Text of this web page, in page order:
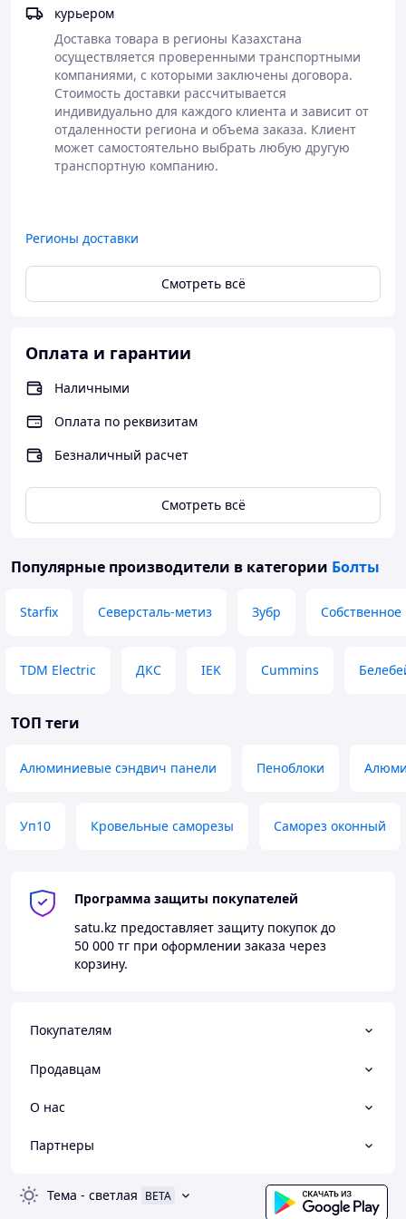
курьером
Доставка товара в регионы Казахстана
осуществляется проверенными транспортными
компаниями, с которыми заключены договора.
Стоимость доставки рассчитывается
индивидуально для каждого клиента и зависит от
отдаленности региона и объема заказа. Клиент
может самостоятельно выбрать любую другую
транспортную компанию.
Регионы доставки
Смотреть всё
Оплата и гарантии
Наличными
Оплата по реквизитам
Безналичный расчет
Смотреть всё
Популярные производители в категории Болты
Starfix Северсталь-метиз Зубр Собственное
TDM Electric ДКС IEK Cummins
ТОП теги
Алюминиевые сэндвич панели Пеноблоки
Уп10 Кровельные саморезы Саморез оконный
Программа защиты покупателей
satu.kz предоставляет защиту покупок до
50 000 тг при оформлении заказа через
корзину.
Покупателям
Продавцам
О нас
Партнеры
Тема - светлая BETA